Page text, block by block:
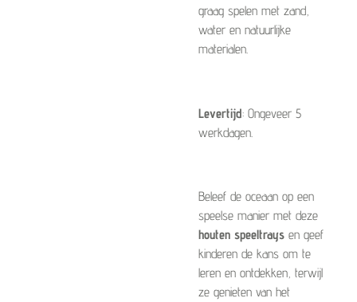
graag spelen met zand,
water en natuurlijke
materialen.
Levertijd: Ongeveer 5
werkdagen.
Beleef de oceaan op een
speelse manier met deze
houten speeltrays en geef
kinderen de kans om te
leren en ontdekken, terwijl
ze genieten van het